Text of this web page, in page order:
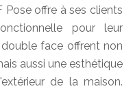
Pose offre à ses clients
pour leur
face offrent non
aussi une esthétique
de la maison.